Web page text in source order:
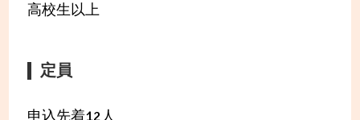
高校生以上
定員
申込先着12人